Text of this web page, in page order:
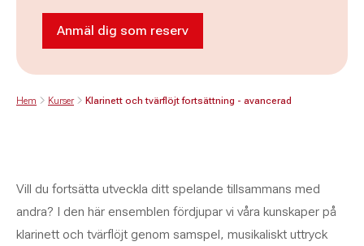
Anmäl dig som reserv till Klarinett och
Anmäl dig som reserv
Hem Kurser Klarinett och tvärflöjt fortsättning - avancerad
Vill du fortsätta utveckla ditt spelande tillsammans med
andra? I den här ensemblen fördjupar vi våra kunskaper på
klarinett och tvärflöjt genom samspel, musikaliskt uttryck